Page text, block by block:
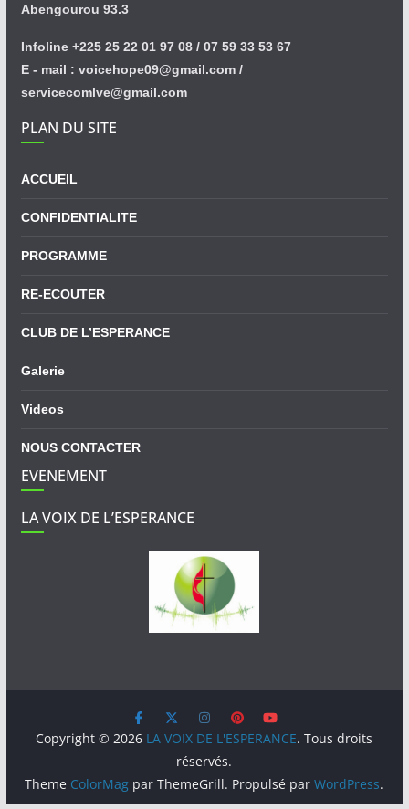
Abengourou 93.3
Infoline +225 25 22 01 97 08 / 07 59 33 53 67
E - mail : voicehope09@gmail.com /
servicecomlve@gmail.com
PLAN DU SITE
ACCUEIL
CONFIDENTIALITE
PROGRAMME
RE-ECOUTER
CLUB DE L’ESPERANCE
Galerie
Videos
NOUS CONTACTER
EVENEMENT
LA VOIX DE L’ESPERANCE
Copyright © 2026 LA VOIX DE L'ESPERANCE. Tous droits
réservés.
Theme ColorMag par ThemeGrill. Propulsé parWordPress.